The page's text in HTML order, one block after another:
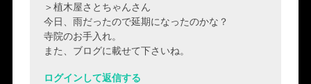
＞植木屋さとちゃんさん
今日、雨だったので延期になったのかな？
寺院のお手入れ。
また、ブログに載せて下さいね。
ログインして返信する